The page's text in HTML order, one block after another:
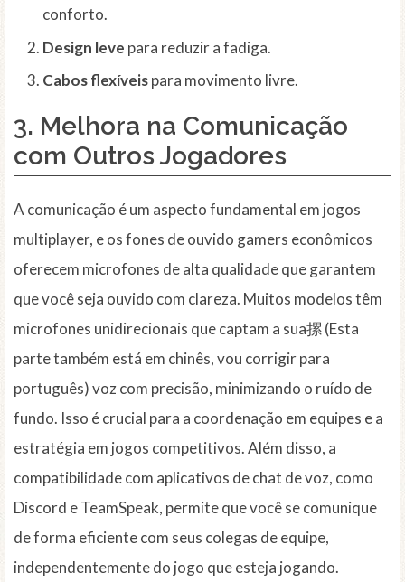
conforto.
Design leve para reduzir a fadiga.
Cabos flexíveispara movimento livre.
3. Melhora na Comunicação
com Outros Jogadores
A comunicação é um aspecto fundamental em jogos
multiplayer, e os fones de ouvido gamers econômicos
oferecem microfones de alta qualidade que garantem
que você seja ouvido com clareza. Muitos modelos têm
microfones unidirecionais que captam a sua摞 (Esta
parte também está em chinês, vou corrigir para
português) voz com precisão, minimizando o ruído de
fundo. Isso é crucial para a coordenação em equipes e a
estratégia em jogos competitivos. Além disso, a
compatibilidade com aplicativos de chat de voz, como
Discord e TeamSpeak, permite que você se comunique
de forma eficiente com seus colegas de equipe,
independentemente do jogo que esteja jogando.